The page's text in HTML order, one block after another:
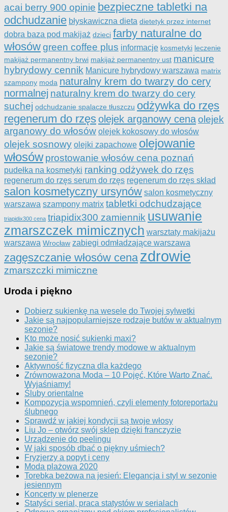
acai berry 900 opinie bezpieczne tabletki na
odchudzanie błyskawiczna dieta dietetyk przez internet
dobra baza pod makijaż dzieci farby naturalne do
włosówgreen coffee plus informacje kosmetyki leczenie
makijaż permanentny brwi makijaż permanentny ust manicure
hybrydowy cennik Manicure hybrydowy warszawa matrix
szampony moda naturalny krem do twarzy do cery
normalnej naturalny krem do twarzy do cery
suchej odchudzanie spalacze tłuszczu odżywka do rzęs
regenerum do rzęsolejek arganowy cenaolejek
arganowy do włosów olejek kokosowy do włosów
olejek sosnowy olejki zapachowe olejowanie
włosów prostowanie włosów cena poznań
pudełka na kosmetyki ranking odżywek do rzęs
regenerum do rzęs serum do rzęs regenerum do rzęs skład
salon kosmetyczny ursynów salon kosmetyczny
warszawa szampony matrix tabletki odchudzające
triapidix300 cena triapidix300 zamiennik usuwanie
zmarszczek mimicznych warsztaty makijażu
warszawa Wrocław zabiegi odmładzające warszawa
zagęszczanie włosów cena zdrowie
zmarszczki mimiczne
Uroda i piękno
Dobierz sukienkę na wesele do Twojej sylwetki
Jakie są najpopularniejsze rodzaje butów w aktualnym
sezonie?
Kto może nosić sukienki maxi?
Jakie są światowe trendy modowe w aktualnym
sezonie?
Aktywność fizyczna dla każdego
Zrównoważona Moda – 10 Pojęć, Które Warto Znać.
Wyjaśniamy!
Śluby orientalne
Kompozycja wspomnień, czyli elementy fotoreportażu
ślubnego
Sprawdź w jakiej kondycji są twoje włosy
Liu Jo – otwórz swój sklep dzięki franczyzie
Urządzenie do peelingu
W jaki sposób dbać o piękny uśmiech?
Fryzjerzy a popyt i ceny
Moda plażowa 2020
Torebka beżowa na jesień: Elegancja i styl w sezonie
jesiennym
Koncerty w plenerze
Statyści serial, praca statystów w serialach